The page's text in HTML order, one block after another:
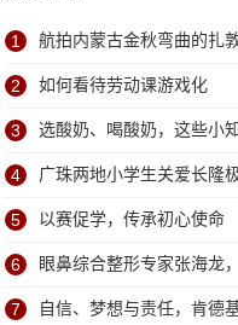
1 航拍内蒙古金秋弯曲的扎
2 如何看待劳动课游戏化
3 选酸奶、喝酸奶，这些小
4 广珠两地小学生关爱长隆
5 以赛促学，传承初心使命
6 眼鼻综合整形专家张海龙
7 自信、梦想与责任，肯德